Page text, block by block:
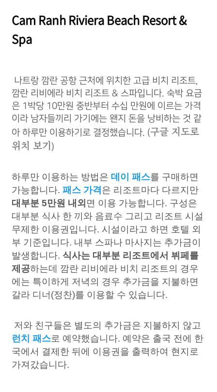
Cam Ranh Riviera Beach Resort &
Spa
나트랑 깜란 공항 근처에 위치한 고급 비치 리조트,
깜란 리비에라 비치 리조트 & 스파입니다. 숙박 요금
은 1박당 10만원 중반부터 수십 만원에 이르는 가격
이라 남자들끼리 가기에는 왠지 돈을 낭비하는 것 같
아 하루만 이용하기로 결정했습니다. (구글 지도로
위치 보기)
하루만 이용하는 방법은 데이 패스를 구매하면
가능합니다. 패스 가격 은 리조트마다 다르지만
대부분 5만원 내외 면 이용 가능합니다. 구성은
대부분 식사 한 끼와 음료수 그리고 리조트 시설
무제한 이용권입니다. 시설이라고 하면 호텔 외
부 기준입니다. 내부 스파나 마사지는 추가금이
발생합니다. 식사는 대부분 리조트에서 뷔페를
제공하는데 깜란 리비에라 비치 리조트의 경우
에는 특이하게 저녁의 경우 추가금을 지불하면
갈라 디너(정찬)를 이용할 수 있습니다.
저와 친구들은 별도의 추가금은 지불하지 않고
런치 패스로 예약했습니다. 예약은 출국 전에 한
국에서 결제한 뒤에 이용권을 출력하여 현지로
가져갔습니다.